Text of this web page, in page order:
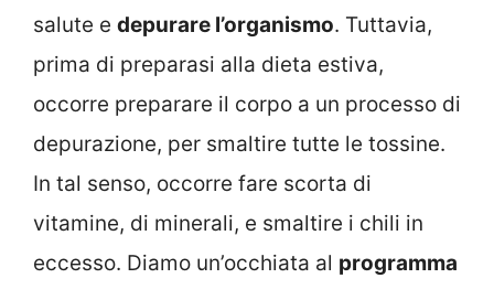
salute e depurare l’organismo. Tuttavia,
prima di preparasi alla dieta estiva,
occorre preparare il corpo a un processo di
depurazione, per smaltire tutte le tossine.
In tal senso, occorre fare scorta di
vitamine, di minerali, e smaltire i chili in
eccesso. Diamo un’occhiata al programma